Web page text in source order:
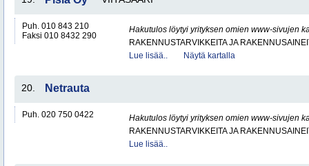
Puh. 010 843 210
Faksi 010 8432 290
Hakutulos löytyi yrityksen omien www-sivujen
RAKENNUSTARVIKKEITA JA
Lue lisää..
Näytä kartalla
20. Netrauta
Puh. 020 750 0422
Hakutulos löytyi yrityksen omien www-sivujen
RAKENNUSTARVIKKEITA JA
Lue lisää..